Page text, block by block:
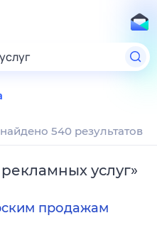
540 результатов
услуг»
продажам